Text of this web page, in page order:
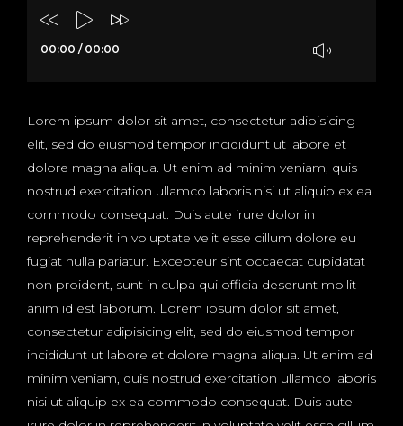
00:00 / 00:00
Lorem ipsum dolor sit amet, consectetur adipisicing
elit, sed do eiusmod tempor incididunt ut labore et
dolore magna aliqua. Ut enim ad minim veniam, quis
nostrud exercitation ullamco laboris nisi ut aliquip ex ea
commodo consequat. Duis aute irure dolor in
reprehenderit in voluptate velit esse cillum dolore eu
fugiat nulla pariatur. Excepteur sint occaecat cupidatat
non proident, sunt in culpa qui officia deserunt mollit
anim id est laborum. Lorem ipsum dolor sit amet,
consectetur adipisicing elit, sed do eiusmod tempor
incididunt ut labore et dolore magna aliqua. Ut enim ad
minim veniam, quis nostrud exercitation ullamco laboris
nisi ut aliquip ex ea commodo consequat. Duis aute